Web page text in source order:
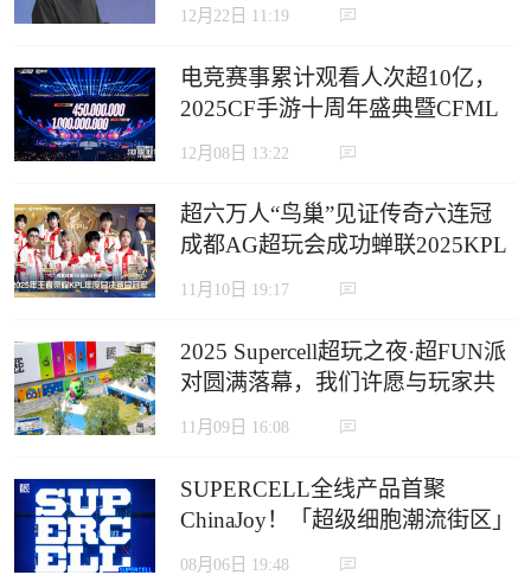
12月22日 11:19
电竞赛事累计观看人次超10亿，
2025CF手游十周年盛典暨CFML
秋季赛S18总决赛收官
12月08日 13:22
超六万人“鸟巢”见证传奇六连冠
成都AG超玩会成功蝉联2025KPL
年度总决赛冠军
11月10日 19:17
2025 Supercell超玩之夜·超FUN派
对圆满落幕，我们许愿与玩家共
赴下一个十年
11月09日 16:08
SUPERCELL全线产品首聚
ChinaJoy！「超级细胞潮流街区」
定义沉浸式游戏新生态
08月06日 19:48